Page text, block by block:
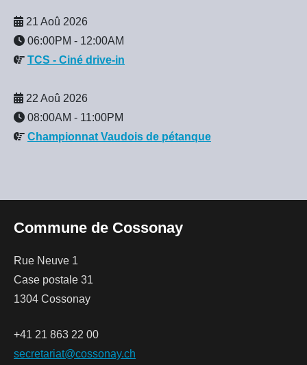
21 Aoû 2026
06:00PM - 12:00AM
TCS - Ciné drive-in
22 Aoû 2026
08:00AM - 11:00PM
Championnat Vaudois de pétanque
Commune de Cossonay
Rue Neuve 1
Case postale 31
1304 Cossonay
+41 21 863 22 00
secretariat@cossonay.ch